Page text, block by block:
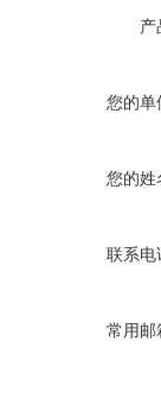
产
您的单
您的姓
联系电
常用邮